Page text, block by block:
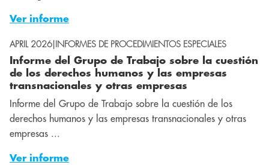
Ver informe
APRIL 2026 INFORMES DE PROCEDIMIENTOS ESPECIALES
Informe del Grupo de Trabajo sobre la cuestión
de los derechos humanos y las empresas
transnacionales y otras empresas
Informe del Grupo de Trabajo sobre la cuestión de los
derechos humanos y las empresas transnacionales y otras
empresas ...
Ver informe